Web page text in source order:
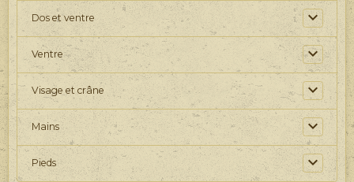
Dos et ventre
Ventre
Visage et crâne
Mains
Pieds